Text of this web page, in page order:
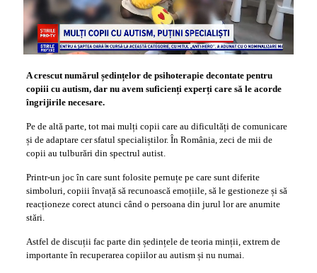
A crescut numărul ședințelor de psihoterapie decontate pentru
copiii cu autism, dar nu avem suficienți experți care să le acorde
îngrijirile necesare.
Pe de altă parte, tot mai mulți copii care au dificultăți de comunicare
și de adaptare cer sfatul specialiștilor. În România, zeci de mii de
copii au tulburări din spectrul autist.
Printr-un joc în care sunt folosite pernuțe pe care sunt diferite
simboluri, copiii învață să recunoască emoțiile, să le gestioneze și să
reacționeze corect atunci când o persoana din jurul lor are anumite
stări.
Astfel de discuții fac parte din ședințele de teoria minții, extrem de
importante în recuperarea copiilor au autism și nu numai.